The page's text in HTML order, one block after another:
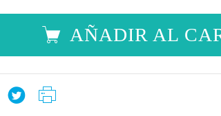
AÑADIR AL